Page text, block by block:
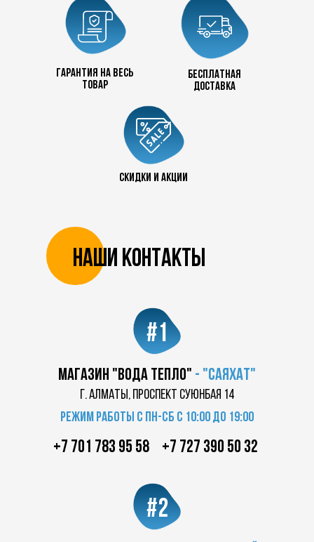
Гарантия на весь
товар
бесплатная
доставка
скидки и акции
Наши контакты
магазин "Вода Тепло" - "саяхат"
#1
г. Алматы, проспект суюнбая 14
Режим работы с пн-сб с 10:00 до 19:00
+7 701 783 95 58
+7 727 390 50 32
#2
+7 727 390 50 32